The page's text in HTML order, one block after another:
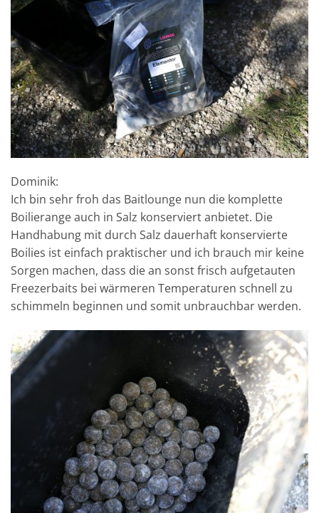
Dominik:
Ich bin sehr froh das Baitlounge nun die komplette
Boilierange auch in Salz konserviert anbietet. Die
Handhabung mit durch Salz dauerhaft konservierte
Boilies ist einfach praktischer und ich brauch mir keine
Sorgen machen, dass die an sonst frisch aufgetauten
Freezerbaits bei wärmeren Temperaturen schnell zu
schimmeln beginnen und somit unbrauchbar werden.